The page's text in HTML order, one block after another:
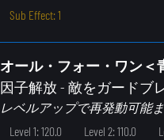
Sub Effect: 1
オール・フォー・ワン＜
因子解放 - 敵をガードブ
レベルアップで再発動可能
Level 1: 120.0
Level 2: 110.0